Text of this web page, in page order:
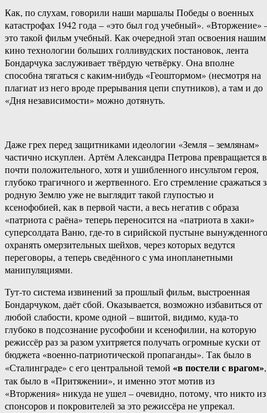
Как, по слухам, говорили наши маршалы Победы о военных
катастрофах 1942 года – «это был год учебный». «Вторжение»
это такой фильм учебный. Как очередной этап освоения нашим
кино технологии больших голливудских постановок, лента
Бондарчука заслуживает твёрдую четвёрку. Она вполне
способна тягаться с каким-нибудь «Геоштормом» (несмотря на
плагиат из него вроде прерывания цепи спутников), а там и до
«Дня независимости» можно дотянуть.
Даже грех перед защитниками идеологии «Земля – землянам»
частично искуплен. Артём Александра Петрова превращается в
почти положительного, хотя и ушибленного инсультом героя,
глубоко трагичного и жертвенного. Его стремление сражаться
родную Землю уже не выглядит такой глупостью и
ксенофобией, как в первой части, а весь негатив с образа
«патриота с раёна» теперь переносится на «патриота в хаки»
суперсолдата Ваню, где-то в сирийской пустыне вынужденного
охранять омерзительных шейхов, через которых ведутся
переговоры, а теперь сведённого с ума инопланетными
манипуляциями.
Тут-то система извинений за прошлый фильм, выстроенная
Бондарчуком, даёт сбой. Оказывается, возможно избавиться от
любой слабости, кроме одной – вшитой, видимо, куда-то
глубоко в подсознание русофобии и ксенофилии, на которую
режиссёр раз за разом ухитряется получать огромные куски от
бюджета «военно-патриотической пропаганды». Так было в
«Сталинграде» с его центральной темой «в постели с врагом»,
так было в «Притяжении», и именно этот мотив из
«Вторжения» никуда не ушел – очевидно, потому, что никто из
спонсоров и покровителей за это режиссёра не упрекал.